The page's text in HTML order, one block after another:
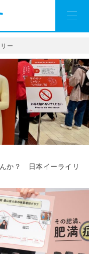
ー
か？ 日本イーライリ